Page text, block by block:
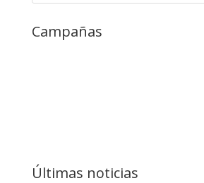
Campañas
Últimas noticias